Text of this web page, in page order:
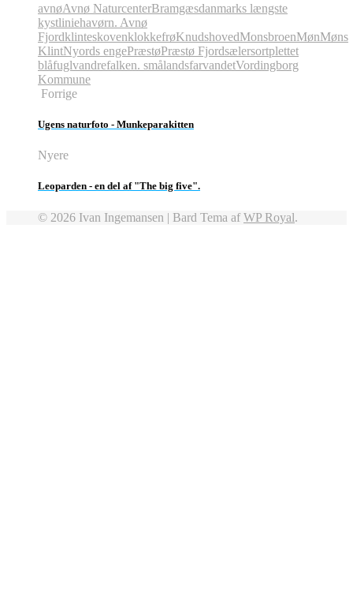
avnøAvnø NaturcenterBramgæsdanmarks længste
kystliniehavørn. Avnø
FjordklinteskovenklokkefrøKnudshovedMonsbroenMønMøns
KlintNyords engePræstøPræstø Fjordsælersortplettet
blåfuglvandrefalken. smålandsfarvandetVordingborg
Kommune
Forrige
Ugens naturfoto - Munkeparakitten
Nyere
Leoparden - en del af "The big five".
© 2026 Ivan Ingemansen | Bard Tema afWP Royal.